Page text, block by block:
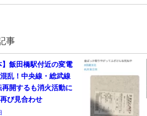
事
】飯田橋駅付近の変電
乱！中央線・総武線
再開するも消火活動に
び見合わせ